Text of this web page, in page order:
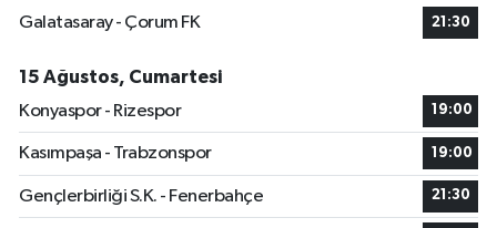
Galatasaray - Çorum FK
21:30
15 Ağustos, Cumartesi
Konyaspor - Rizespor
19:00
Kasımpaşa - Trabzonspor 19:00
Gençlerbirliği S.K. - Fenerbahçe 21:30